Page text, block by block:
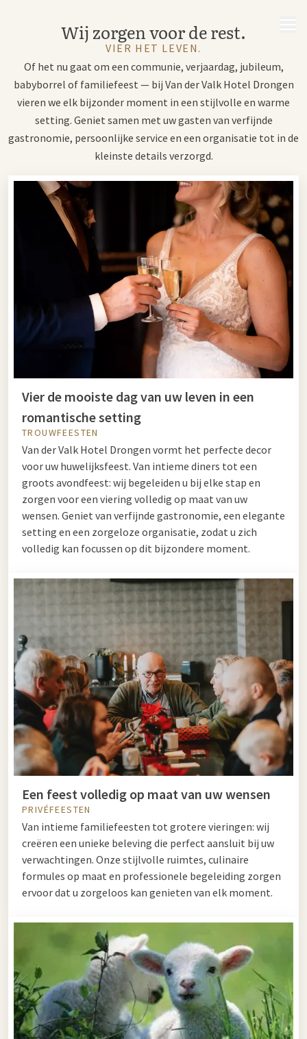
Wij zorgen voor de rest.
VIER HET LEVEN.
Of het nu gaat om een communie, verjaardag, jubileum,
babyborrel of familiefeest — bij Van der Valk Hotel Drongen
vieren we elk bijzonder moment in een stijlvolle en warme
setting. Geniet samen met uw gasten van verfijnde
gastronomie, persoonlijke service en een organisatie tot in de
kleinste details verzorgd.
Vier de mooiste dag van uw leven in een
romantische setting
TROUWFEESTEN
Van der Valk Hotel Drongen vormt het perfecte decor
voor uw huwelijksfeest. Van intieme diners tot een
groots avondfeest: wij begeleiden u bij elke stap en
zorgen voor een viering volledig op maat van uw
wensen. Geniet van verfijnde gastronomie, een elegante
setting en een zorgeloze organisatie, zodat u zich
volledig kan focussen op dit bijzondere moment.
Een feest volledig op maat van uw wensen
PRIVÉFEESTEN
Van intieme familiefeesten tot grotere vieringen: wij
creëren een unieke beleving die perfect aansluit bij uw
verwachtingen. Onze stijlvolle ruimtes, culinaire
formules op maat en professionele begeleiding zorgen
ervoor dat u zorgeloos kan genieten van elk moment.